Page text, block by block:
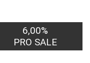
6,00%
PRO SALE